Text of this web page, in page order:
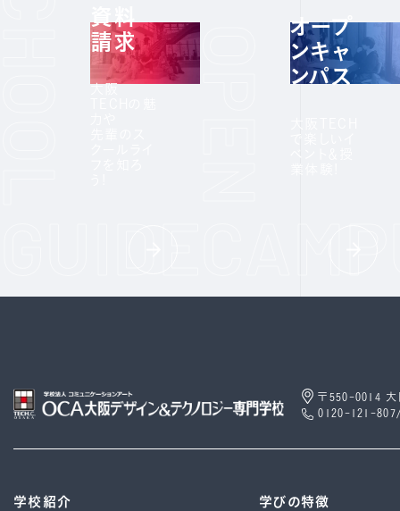
資料
請求
大阪
オープ
ンキャ
ンパス
で楽しいイ
ベント＆授
業体験!
〒550-0014 大
0120-121-
学校紹介 学びの特徴